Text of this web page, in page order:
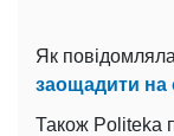
Як
заощадити на
Також Politeka